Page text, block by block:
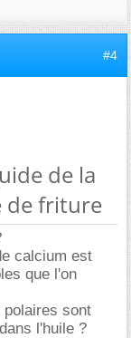
#4
de la
de friture
calcium est
que l'on
sont
l'huile ?